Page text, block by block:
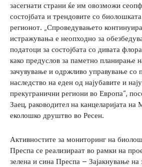
засегнати страни ќе им овозможи
состојбата и трендовите со
регионот. „Спроведувањето
истражувања е неопходно за
податоци за состојбата со дивата
како предуслов за паметно планирање
зачувување и одржливо управување со
наследство на еден од најубавите и
прекугранични региони во Европа“,
Заец, раководител на канцеларијата на
еколошко друштво во Ресен.
Активностите за мониторинг на
Преспа се реализираат во рамки на
зелена и сина Преспа – Зајакнување на